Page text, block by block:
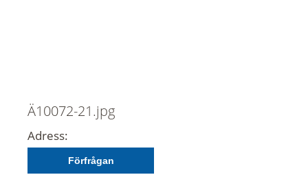
Ä10072-21.jpg
Adress:
Förfrågan